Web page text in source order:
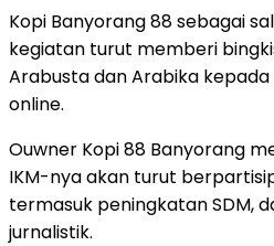
Kopi Banyorang 88 sebagai
kegiatan turut memberi
Arabusta dan Arabika
online.
Ouwner Kopi 88 Banyorang
IKM-nya akan turut
termasuk peningkatan SDM,
jurnalistik.